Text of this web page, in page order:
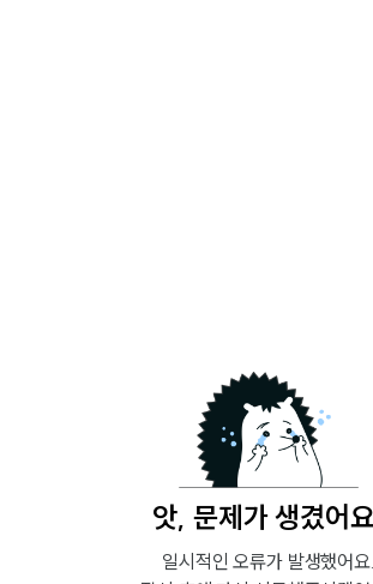
앗, 문제가 생겼어
일시적인 오류가 발생했어요.